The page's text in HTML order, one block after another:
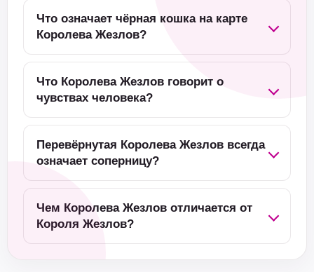
Что означает чёрная кошка на карте
Королева Жезлов?
Что Королева Жезлов говорит о
чувствах человека?
Перевёрнутая Королева Жезлов всегда
означает соперницу?
Чем Королева Жезлов отличается от
Короля Жезлов?